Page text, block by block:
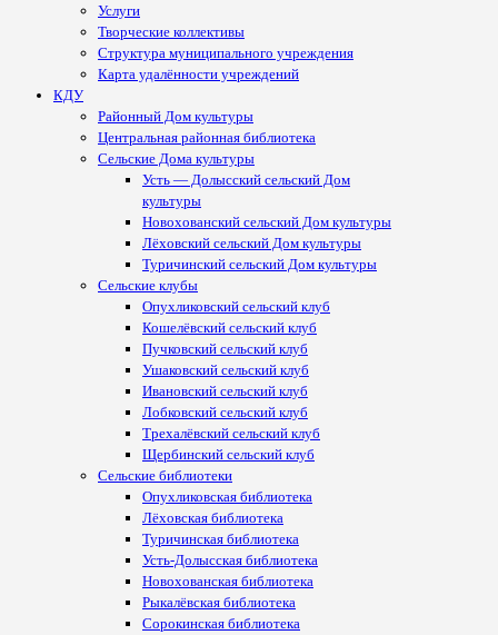
Услуги
Творческие коллективы
Структура муниципального учреждения
Карта удалённости учреждений
КДУ
Районный Дом культуры
Центральная районная библиотека
Сельские Дома культуры
Усть — Долысский сельский Дом
культуры
Новохованский сельский Дом культуры
Лёховский сельский Дом культуры
Туричинский сельский Дом культуры
Сельские клубы
Опухликовский сельский клуб
Кошелёвский сельский клуб
Пучковский сельский клуб
Ушаковский сельский клуб
Ивановский сельский клуб
Лобковский сельский клуб
Трехалёвский сельский клуб
Щербинский сельский клуб
Сельские библиотеки
Опухликовская библиотека
Лёховская библиотека
Туричинская библиотека
Усть-Долысская библиотека
Новохованская библиотека
Рыкалёвская библиотека
Сорокинская библиотека